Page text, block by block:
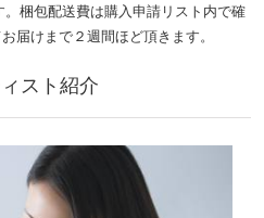
梱包配送費は購入申請リスト内で確
届けまで２週間ほど頂きます。
スト紹介